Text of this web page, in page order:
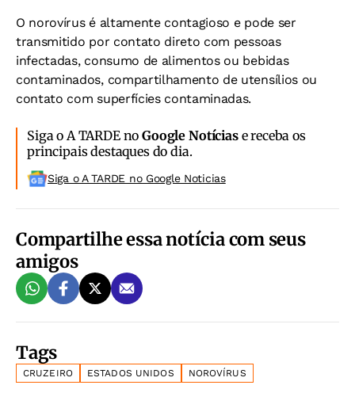
O norovírus é altamente contagioso e pode ser
transmitido por contato direto com pessoas
infectadas, consumo de alimentos ou bebidas
contaminados, compartilhamento de utensílios ou
contato com superfícies contaminadas.
Siga o A TARDE noGoogle Notíciase receba os
principais destaques do dia.
Siga o A TARDE no Google Noticias
Compartilhe essa notícia com seus
amigos
Tags
CRUZEIRO ESTADOS UNIDOS NOROVÍRUS